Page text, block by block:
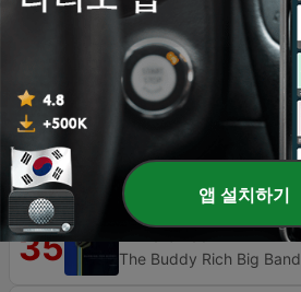
32 또 하나의 꿈
Chulwon
33 Thanx
Pudding
34 Love X Love
George Benson
35 The Buddy Rich Big Band
앱 설치하기